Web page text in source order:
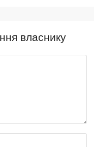
власнику